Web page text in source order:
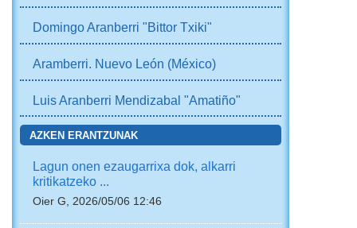
Domingo Aranberri "Bittor Txiki"
Aramberri. Nuevo León (México)
Luis Aranberri Mendizabal "Amatiño"
AZKEN ERANTZUNAK
Lagun onen ezaugarrixa dok, alkarri
kritikatzeko ...
Oier G, 2026/05/06 12:46